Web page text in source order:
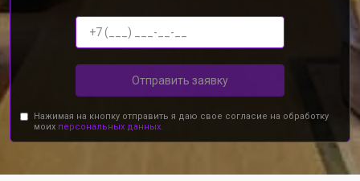
Отправить заявку
Нажимая на кнопку отправить я даю свое согласие на обработку
моих персональных данных.